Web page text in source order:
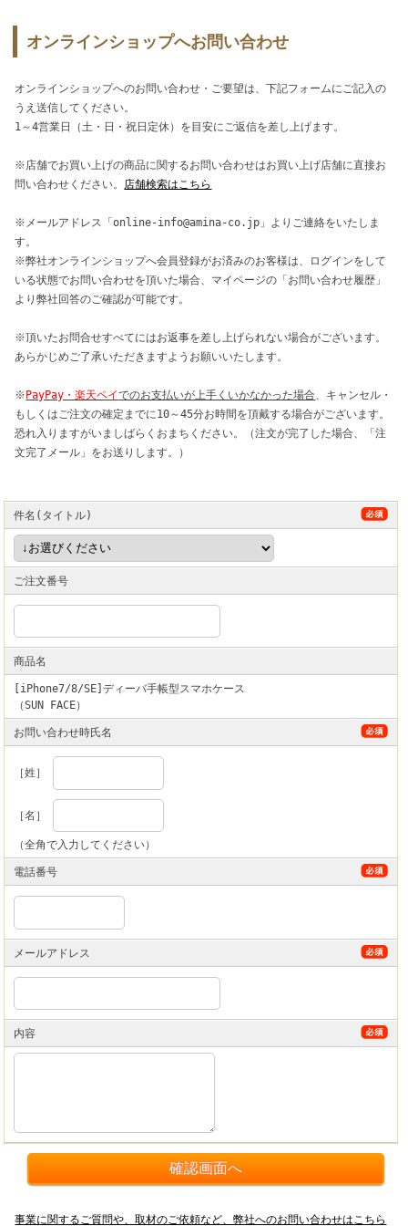
オンラインショップへお問い合わせ
オンラインショップへのお問い合わせ・ご要望は、下記フォームにご記入の
うえ送信してください。
1～4営業日（土・日・祝日定休）を目安にご返信を差し上げます。
※店舗でお買い上げの商品に関するお問い合わせはお買い上げ店舗に直接お
問い合わせください。 店舗検索はこちら
※メールアドレス「online-info@amina-co.jp」よりご連絡をいたしま
す。
※弊社オンラインショップへ会員登録がお済みのお客様は、ログインをして
いる状態でお問い合わせを頂いた場合、マイページの「お問い合わせ履歴」
より弊社回答のご確認が可能です。
※頂いたお問合せすべてにはお返事を差し上げられない場合がございます。
あらかじめご了承いただきますようお願いいたします。
※ PayPay・楽天ペイでのお支払いが上手くいかなかった場合、キャンセル・
もしくはご注文の確定までに10～45分お時間を頂戴する場合がございます。
恐れ入りますがいましばらくおまちください。（注文が完了した場合、「注
文完了メール」をお送りします。）
件名(タイトル)
ご注文番号
商品名
[iPhone7/8/SE]ディーバ手帳型スマホケース
（SUN FACE）
お問い合わせ時氏名
［姓］
［名］
（全角で入力してください）
電話番号
メールアドレス
内容
事業に関するご質問や、取材のご依頼など、弊社へのお問い合わせはこちら